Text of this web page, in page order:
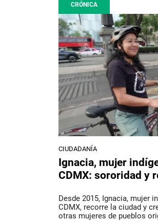
CRÓNICA
CIUDADANÍA
Ignacia, mujer
CDMX: sororidad y
Desde 2015, Ignacia, mujer
CDMX, recorre la ciudad y crea redes de apoyo para
otras mujeres de pueblos